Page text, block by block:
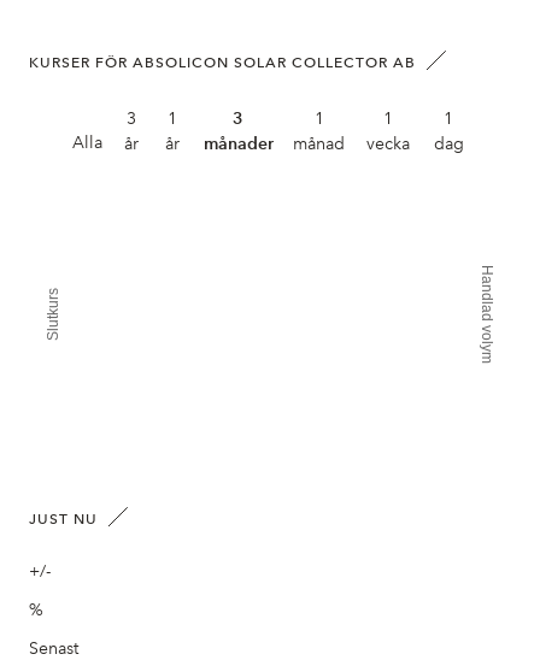
KURSER FÖR ABSOLICON SOLAR COLLECTOR AB
Alla
3
år
1
år
3
månader
1
månad
1
vecka
1
dag
Slutkurs Handlad volym
JUST NU
+/-
%
Senast